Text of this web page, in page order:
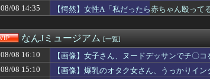
【画像】木星、ヤバすぎるｗｗｗｗｗｗｗｗｗｗｗｗ
【画像】ロピアのパワー全開おにぎり444円ｗｗｗｗｗｗ
【朗報】鈴木奈々、今が最も巨乳とのこと(画像あり)
【悲報】 飛行機のパイロットさん、「駅弁」を食べて
基地外パヨク集団「人殺しの汚い足で広島の土を踏むな
友達「お前、なんか性犯罪者みたいな思考で気持ち悪いな
08/08 14:35
【愕然】女性A「私だったら赤ちゃん殴っ
なんJミュージアム [一覧]
08/08 16:10
【画像】女子さん、ヌードデッサンでチ〇
08/08 15:10
【画像】爆乳のオタク女さん、うっかりイ